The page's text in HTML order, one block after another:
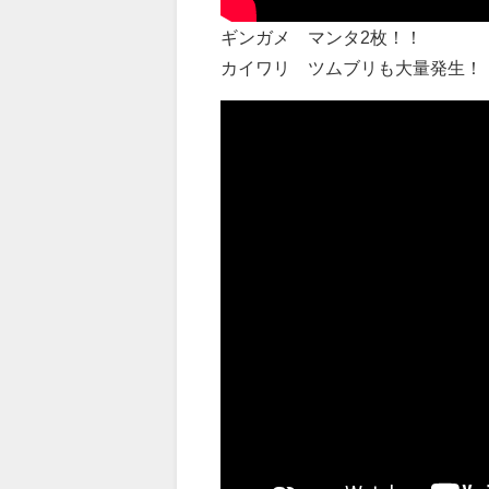
ギンガメ マンタ2枚！！
カイワリ ツムブリも大量発生！